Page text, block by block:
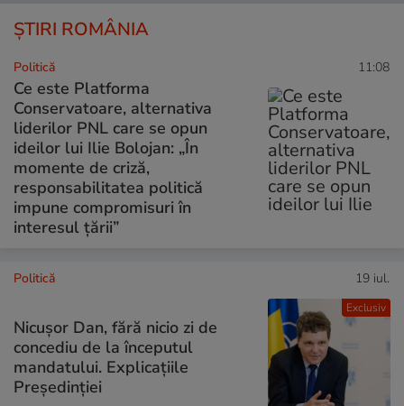
ȘTIRI ROMÂNIA
Politică 11:08
Ce este Platforma
Conservatoare, alternativa
liderilor PNL care se opun
ideilor lui Ilie Bolojan: „În
momente de criză,
responsabilitatea politică
impune compromisuri în
interesul țării”
Exclusiv
Politică 19 iul.
Nicușor Dan, fără nicio zi de
concediu de la începutul
mandatului. Explicațiile
Președinției